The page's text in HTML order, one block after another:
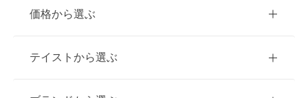
赤
価格から選ぶ
ご購入
10万円台以下
テイストから選ぶ